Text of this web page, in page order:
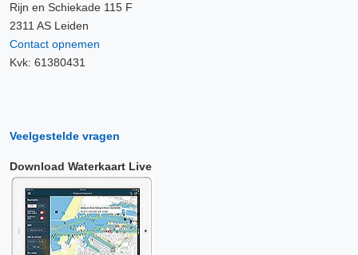
Rijn en Schiekade 115 F
2311 AS Leiden
Contact opnemen
Kvk: 61380431
Veelgestelde vragen
Download Waterkaart Live